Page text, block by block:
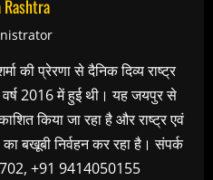
Rashtra
की प्रेरणा से दैनिक दिव्य राष्ट्र
2016 में हुई थी। यह जयपुर से
किया जा रहा है और राष्ट्र एवं
बखूबी निर्वहन कर रहा है। संपर्क
+91 9414050155